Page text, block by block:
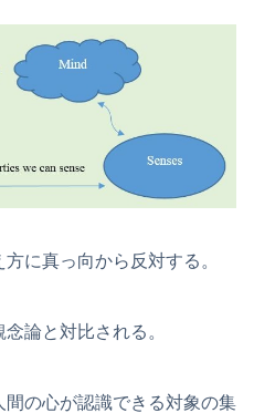
に真っ向から反対する。
論と対比される。
の心が認識できる対象の集